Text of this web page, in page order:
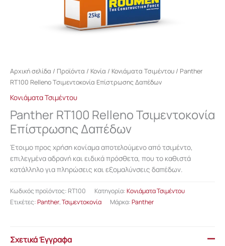
Αρχική σελίδα / Προϊόντα / Κονία / Κονιάματα Τσιμέντου / Panther
RT100 Relleno Τσιμεντοκονία Επίστρωσης Δαπέδων
Κονιάματα Τσιμέντου
Panther RT100 Relleno Τσιμεντοκονία
Επίστρωσης Δαπέδων
Έτοιμο προς χρήση κονίαμα αποτελούμενο από τσιμέντο,
επιλεγμένα αδρανή και ειδικά πρόσθετα, που το καθιστά
κατάλληλο για πληρώσεις και εξομαλύνσεις δαπέδων.
Κωδικός προϊόντος: RT100 Κατηγορία:Κονιάματα Τσιμέντου
Ετικέτες:Panther,Τσιμεντοκονία Μάρκα:Panther
Σχετικά Έγγραφα